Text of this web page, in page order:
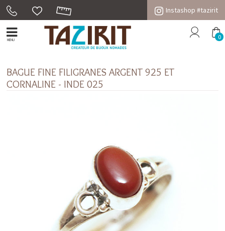
Instashop #tazirit
MENU 0
BAGUE FINE FILIGRANES ARGENT 925 ET
CORNALINE - INDE 025